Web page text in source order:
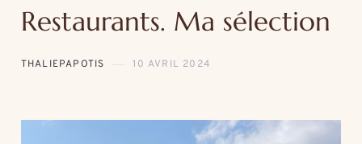
Restaurants. Ma sélection
THALIEPAPOTIS 10 AVRIL 2024